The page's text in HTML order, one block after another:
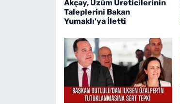
Akçay, Üzüm Üreticilerinin
Taleplerini Bakan
Yumaklı'ya İletti